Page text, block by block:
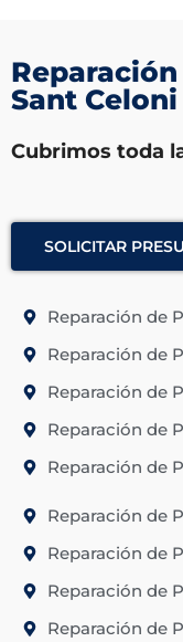
Sant Celoni
Cubrimos toda
SOLICITAR
Reparación de
Reparación de
Reparación de
Reparación de
Reparación de
Reparación de
Reparación de
Reparación de
Reparación de